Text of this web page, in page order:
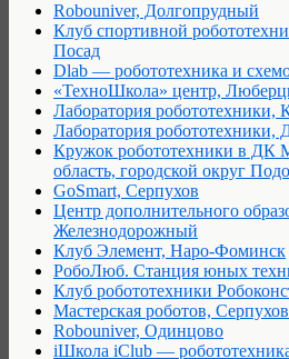
Robouniver, Долгопрудный
Клуб спортивной
Посад
Dlab — робототехника и
«ТехноШкола» центр,
Лаборатория робототехники,
Лаборатория робототехники,
Кружок робототехники в ДК
область, городской округ
GoSmart, Серпухов
Центр дополнительного
Железнодорожный
Клуб Элемент, Наро-Фоминск
РобоЛюб. Станция юных
Клуб робототехники
Мастерская роботов, Серпухов
Robouniver, Одинцово
iШкола iClub —